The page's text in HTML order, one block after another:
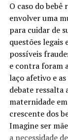
O funcionário
exclusão, o que
relatos não
também
inclusão e
ações tomadas
para garantir
acolhedor.
Decisão
O caso do
envolver uma
para cuidar de
questões legais
possíveis
e contra foram
laço afetivo e
debate ressalta
maternidade
crescente dos
Imagine ser
a necessidade